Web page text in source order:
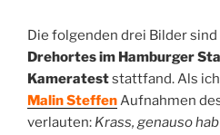
Die folgenden drei Bilder sind
Drehortes im Hamburger
Kamerateststattfand. Als ich
Malin SteffenAufnahmen
verlauten: Krass, genauso